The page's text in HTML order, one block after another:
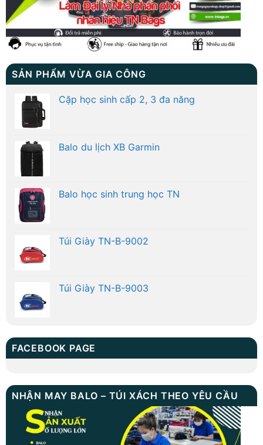
SẢN PHẨM VỪA GIA CÔNG
Cặp học sinh cấp 2, 3 đa năng
Balo du lịch XB Garmin
Balo học sinh trung học TN
Túi Giày TN-B-9002
Túi Giày TN-B-9003
FACEBOOK PAGE
NHẬN MAY BALO – TÚI XÁCH THEO YÊU CẦU